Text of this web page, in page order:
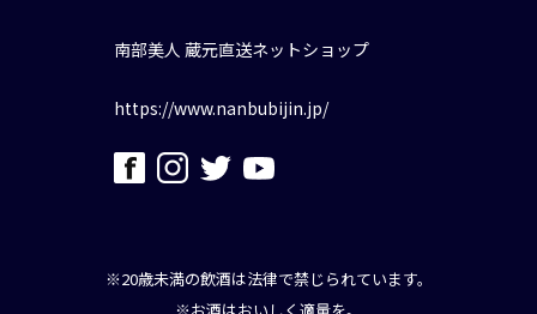
南部美人 蔵元直送ネットショップ
https://www.nanbubijin.jp/
※20歳未満の飲酒は法律で禁じられています。